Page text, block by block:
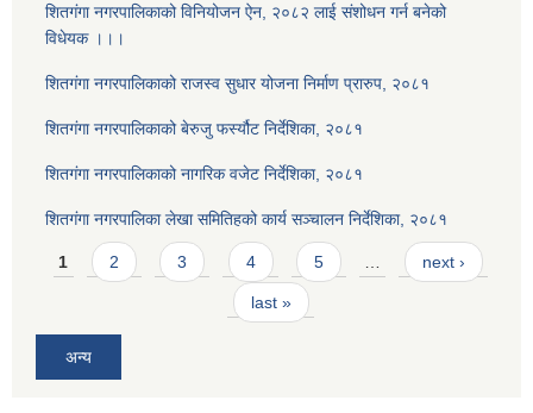
शितगंगा नगरपालिकाको विनियोजन ऐन, २०८२ लाई संशोधन गर्न बनेको
विधेयक ।।।
शितगंगा नगरपालिकाको राजस्व सुधार योजना निर्माण प्रारुप, २०८१
शितगंगा नगरपालिकाको बेरुजु फर्स्यौट निर्देशिका, २०८१
शितगंगा नगरपालिकाको नागरिक वजेट निर्देशिका, २०८१
शितगंगा नगरपालिका लेखा समितिहको कार्य सञ्चालन निर्देशिका, २०८१
Pages
1 2 3 4 5 next ›
last »
अन्य